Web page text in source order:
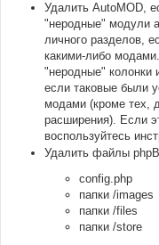
Удалить AutoMOD,
"неродные" модули
личного разделов,
какими-либо
"неродные" колонки
если таковые были
модами (кроме тех,
расширения). Если
воспользуйтесь
Удалить файлы
config.php
папки /images
папки /files
папки /store